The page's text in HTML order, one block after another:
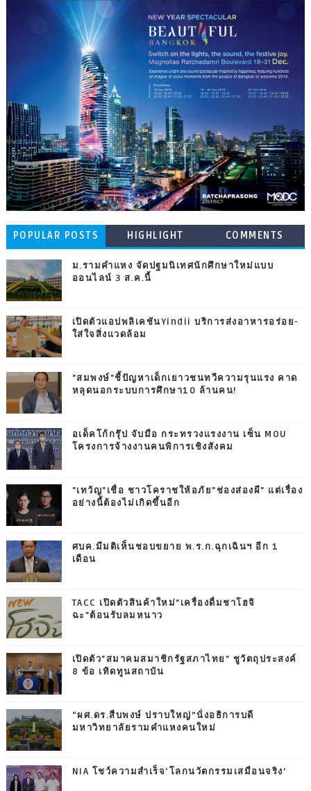
POPULAR POSTS HIGHLIGHT COMMENTS
ม.รามคำแหง จัดปฐมนิเทศนักศึกษาใหม่แบบ
ออนไลน์ 3 ส.ค.นี้
เปิดตัวแอปพลิเคชันYindii บริการส่งอาหารอร่อย-
ใส่ใจสิ่งแวดล้อม
"สมพงษ์"ชี้ปัญหาเด็กเยาวชนทวีความรุนแรง คาด
หลุดนอกระบบการศึกษา10 ล้านคน!
อเด็คโก้กรุ๊ป จับมือ กระทรวงแรงงาน เซ็น MOU
โครงการจ้างงานคนพิการเชิงสังคม
"เทวัญ"เชื่อ ชาวโคราชให้อภัย"ช่องส่องผี" แต่เรื่อง
อย่างนี้ต้องไม่เกิดขึ้นอีก
ศบค.มีมติเห็นชอบขยาย พ.ร.ก.ฉุกเฉินฯ อีก 1
เดือน
TACC เปิดตัวสินค้าใหม่"เครื่องดื่มชาโฮจิ
ฉะ"ต้อนรับลมหนาว
เปิดตัว"สมาคมสมาชิกรัฐสภาไทย" ชูวัตถุประสงค์
8 ข้อ เทิดทูนสถาบัน
“ผศ.ดร.สืบพงษ์ ปราบใหญ่”นั่งอธิการบดี
มหาวิทยาลัยรามคำแหงคนใหม่
NIA โชว์ความสำเร็จ‘โลกนวัตกรรมเสมือนจริง’